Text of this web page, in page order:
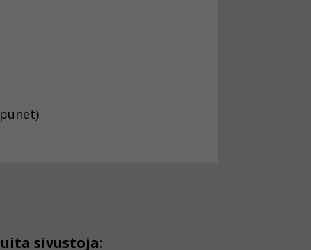
sivustoja: